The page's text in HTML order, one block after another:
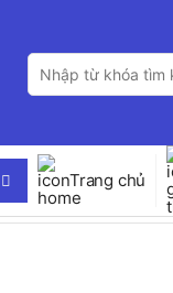
Tìm
kiếm:
Trang chủ